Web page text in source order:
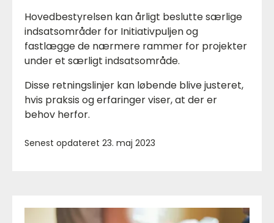
Hovedbestyrelsen kan årligt beslutte særlige
indsatsområder for Initiativpuljen og
fastlægge de nærmere rammer for projekter
under et særligt indsatsområde.
Disse retningslinjer kan løbende blive justeret,
hvis praksis og erfaringer viser, at der er
behov herfor.
Senest opdateret 23. maj 2023